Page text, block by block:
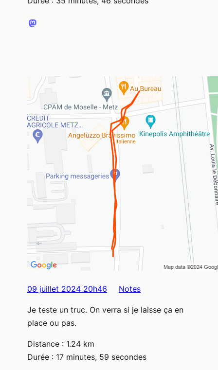
09 juillet 2024 20h46 Notes
Je teste un truc. On verra si je laisse ça en
place ou pas.
Distance : 1.24 km
Durée : 17 minutes, 59 secondes